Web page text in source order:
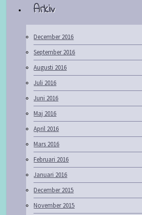
Arkiv
December 2016
September 2016
Augusti 2016
Juli 2016
Juni 2016
Maj 2016
April 2016
Mars 2016
Februari 2016
Januari 2016
December 2015
November 2015